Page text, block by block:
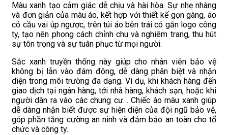
Màu xanh tạo cảm giác dễ chịu và hài hòa. Sự nhẹ nhàng
và đơn giản của màu áo, kết hợp với thiết kế gọn gàng, áo
có cầu vai úp ngược, trên túi áo bên trái có gắn logo công
ty, tạo nên phong cách chỉnh chu và nghiêm trang, thu hút
sự tôn trọng và sự tuân phục từ mọi người.
Sắc xanh truyền thống này giúp cho nhân viên bảo vệ
không bị lẫn vào đám đông, dễ dàng phân biệt và nhận
diện trong môi trường đa dạng. Ví dụ, khi khách hàng đến
giao dịch tại ngân hàng, tới nhà hàng, khách sạn, hoặc khi
người dân ra vào các chung cư… Chiếc áo màu xanh giúp
dễ dàng nhận biết được sự hiện diện của đội ngũ bảo vệ,
góp phần tăng cường an ninh và đảm bảo an toàn cho tổ
chức và công ty.